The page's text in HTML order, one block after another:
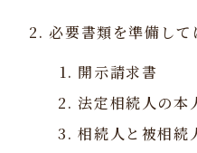
必要書類を準備し
開示請求書
法定相続人の本
相続人と被相続